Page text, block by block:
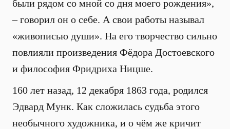
были рядом со мной со дня моего рождения»,
– говорил он о себе. А свои работы называл
«живописью души». На его творчество сильно
повлияли произведения Фёдора Достоевского
и философия Фридриха Ницше.
160 лет назад, 12 декабря 1863 года, родился
Эдвард Мунк. Как сложилась судьба этого
необычного художника, и о чём же кричит